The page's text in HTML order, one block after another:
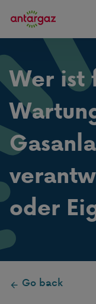
Wer ist
oder
Go back